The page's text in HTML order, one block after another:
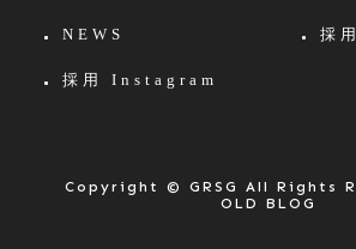
NEWS 採
採用 Instagram
Copyright © GRSG All
OLD BLOG